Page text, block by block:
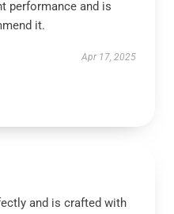
performance and is
it.
Apr 17, 2025
and is crafted with